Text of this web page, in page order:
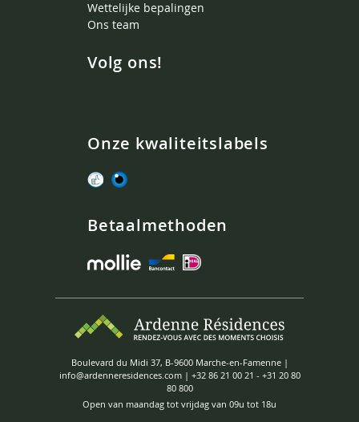
Wettelijke bepalingen
Ons team
Volg ons!
Onze kwaliteitslabels
Betaalmethoden
Boulevard du Midi 37, B-9600 Marche-en-Famenne |
info@ardenneresidences.com| +32 86 21 00 21 - +31 20 80
80 800
Open van maandag tot vrijdag van 09u tot 18u